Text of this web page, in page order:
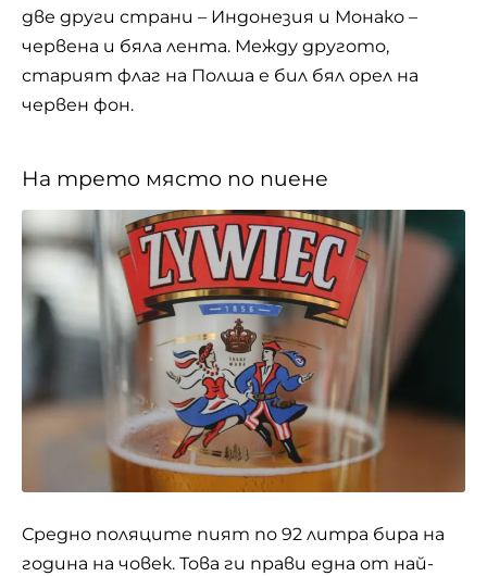
две други страни – Индонезия и Монако –
червена и бяла лента. Между другото,
старият флаг на Полша е бил бял орел на
червен фон.
На трето място по пиене
Средно поляците пият по 92 литра бира на
година на човек. Това ги прави една от най-